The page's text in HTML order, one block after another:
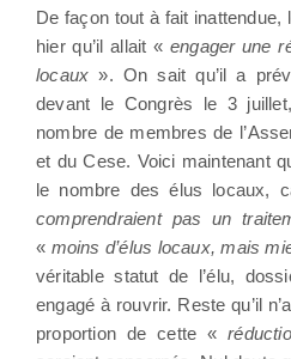
De façon tout à fait inattendue,
hier qu’il allait « engager une
locaux ». On sait qu’il a
devant le Congrès le 3
nombre de membres de
et du Cese. Voici maintenant
le nombre des élus locaux,
comprendraient pas un
« moins d’élus locaux, mais
véritable statut de l’élu,
engagé à rouvrir. Reste qu’il
proportion de cette «